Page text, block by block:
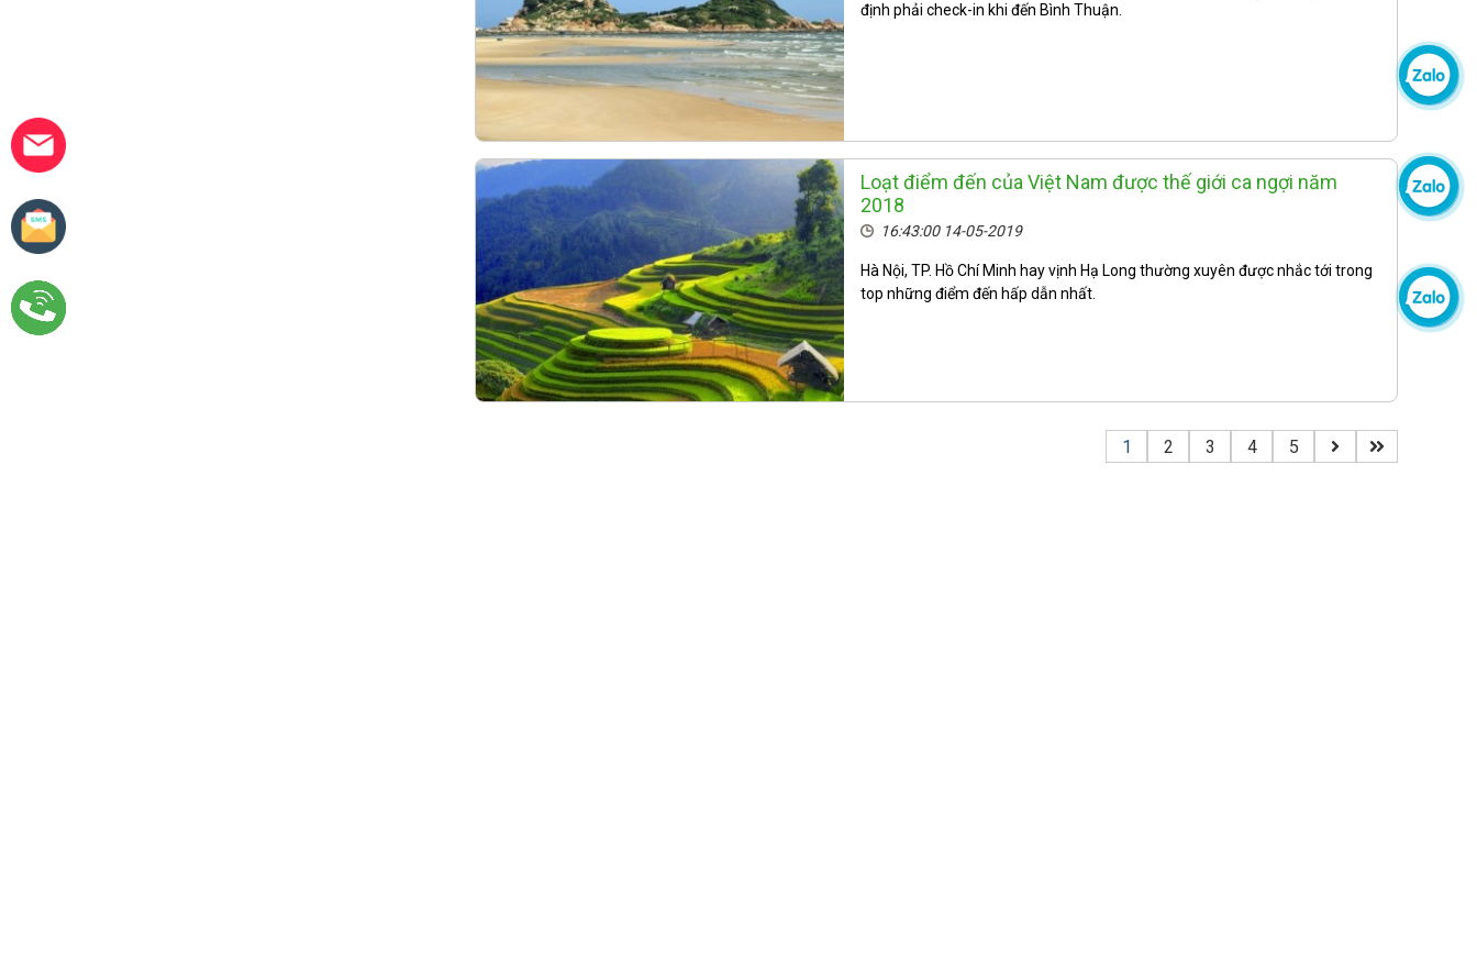
định phải check-in khi đến Bình Thuận.
Loạt điểm đến của Việt Nam được thế giới ca ngợi năm
2018
16:43:00 14-05-2019
Hà Nội, TP. Hồ Chí Minh hay vịnh Hạ Long thường xuyên được nhắc tới trong
top những điểm đến hấp dẫn nhất.
1 2 3 4 5